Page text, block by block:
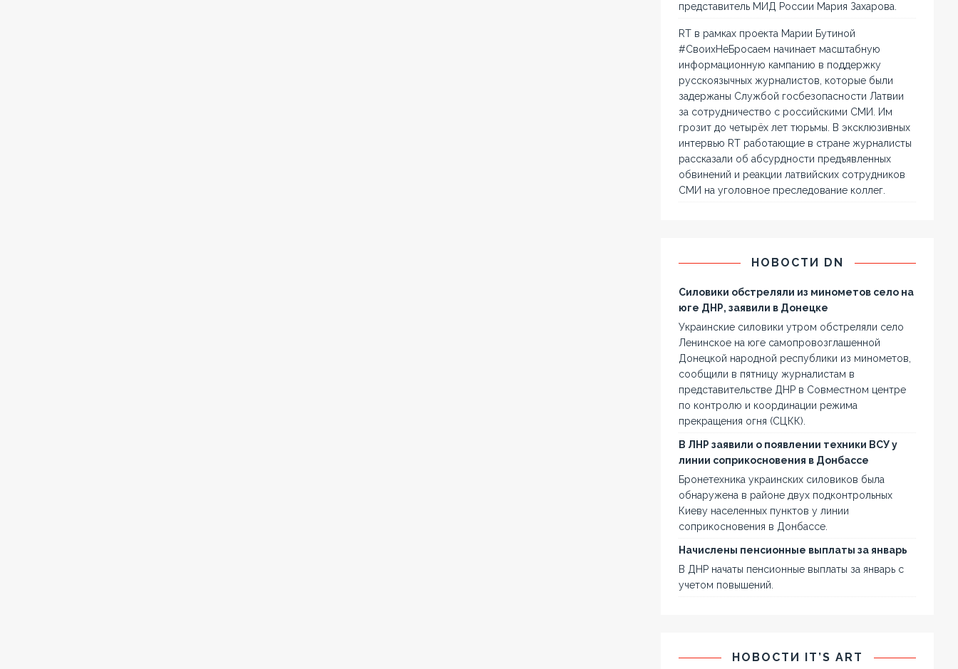
представитель МИД России Мария Захарова.
RT в рамках проекта Марии Бутиной
#СвоихНеБросаем начинает масштабную
информационную кампанию в поддержку
русскоязычных журналистов, которые были
задержаны Службой госбезопасности Латвии
за сотрудничество с российскими СМИ. Им
грозит до четырёх лет тюрьмы. В эксклюзивных
интервью RT работающие в стране журналисты
рассказали об абсурдности предъявленных
обвинений и реакции латвийских сотрудников
СМИ на уголовное преследование коллег.
НОВОСТИ DN
Силовики обстреляли из минометов село на
юге ДНР, заявили в Донецке
Украинские силовики утром обстреляли село
Ленинское на юге самопровозглашенной
Донецкой народной республики из минометов,
сообщили в пятницу журналистам в
представительстве ДНР в Совместном центре
по контролю и координации режима
прекращения огня (СЦКК).
В ЛНР заявили о появлении техники ВСУ у
линии соприкосновения в Донбассе
Бронетехника украинских силовиков была
обнаружена в районе двух подконтрольных
Киеву населенных пунктов у линии
соприкосновения в Донбассе.
Начислены пенсионные выплаты за январь
В ДНР начаты пенсионные выплаты за январь с
учетом повышений.
НОВОСТИ IT’S ART